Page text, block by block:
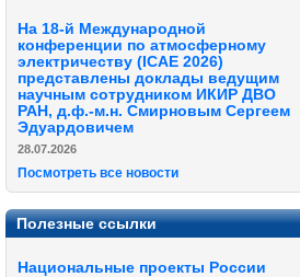
На 18-й Международной
конференции по атмосферному
электричеству (ICAE 2026)
представлены доклады ведущим
научным сотрудником ИКИР ДВО
РАН, д.ф.-м.н. Смирновым Сергеем
Эдуардовичем
28.07.2026
Посмотреть все новости
Полезные ссылки
Национальные проекты России